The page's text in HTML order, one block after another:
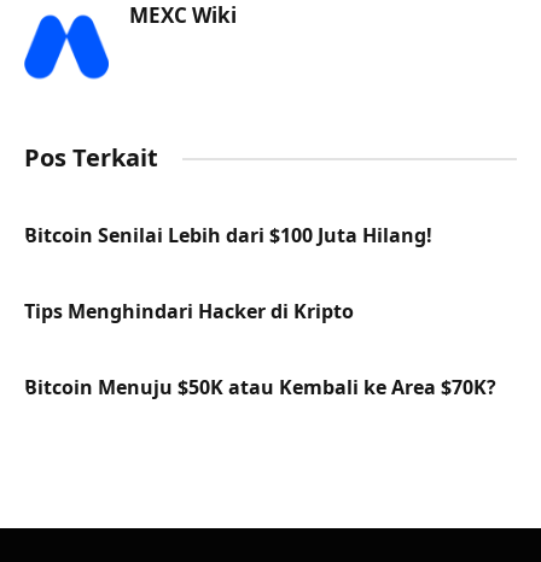
MEXC Wiki
Pos Terkait
Bitcoin Senilai Lebih dari $100 Juta Hilang!
Tips Menghindari Hacker di Kripto
Bitcoin Menuju $50K atau Kembali ke Area $70K?